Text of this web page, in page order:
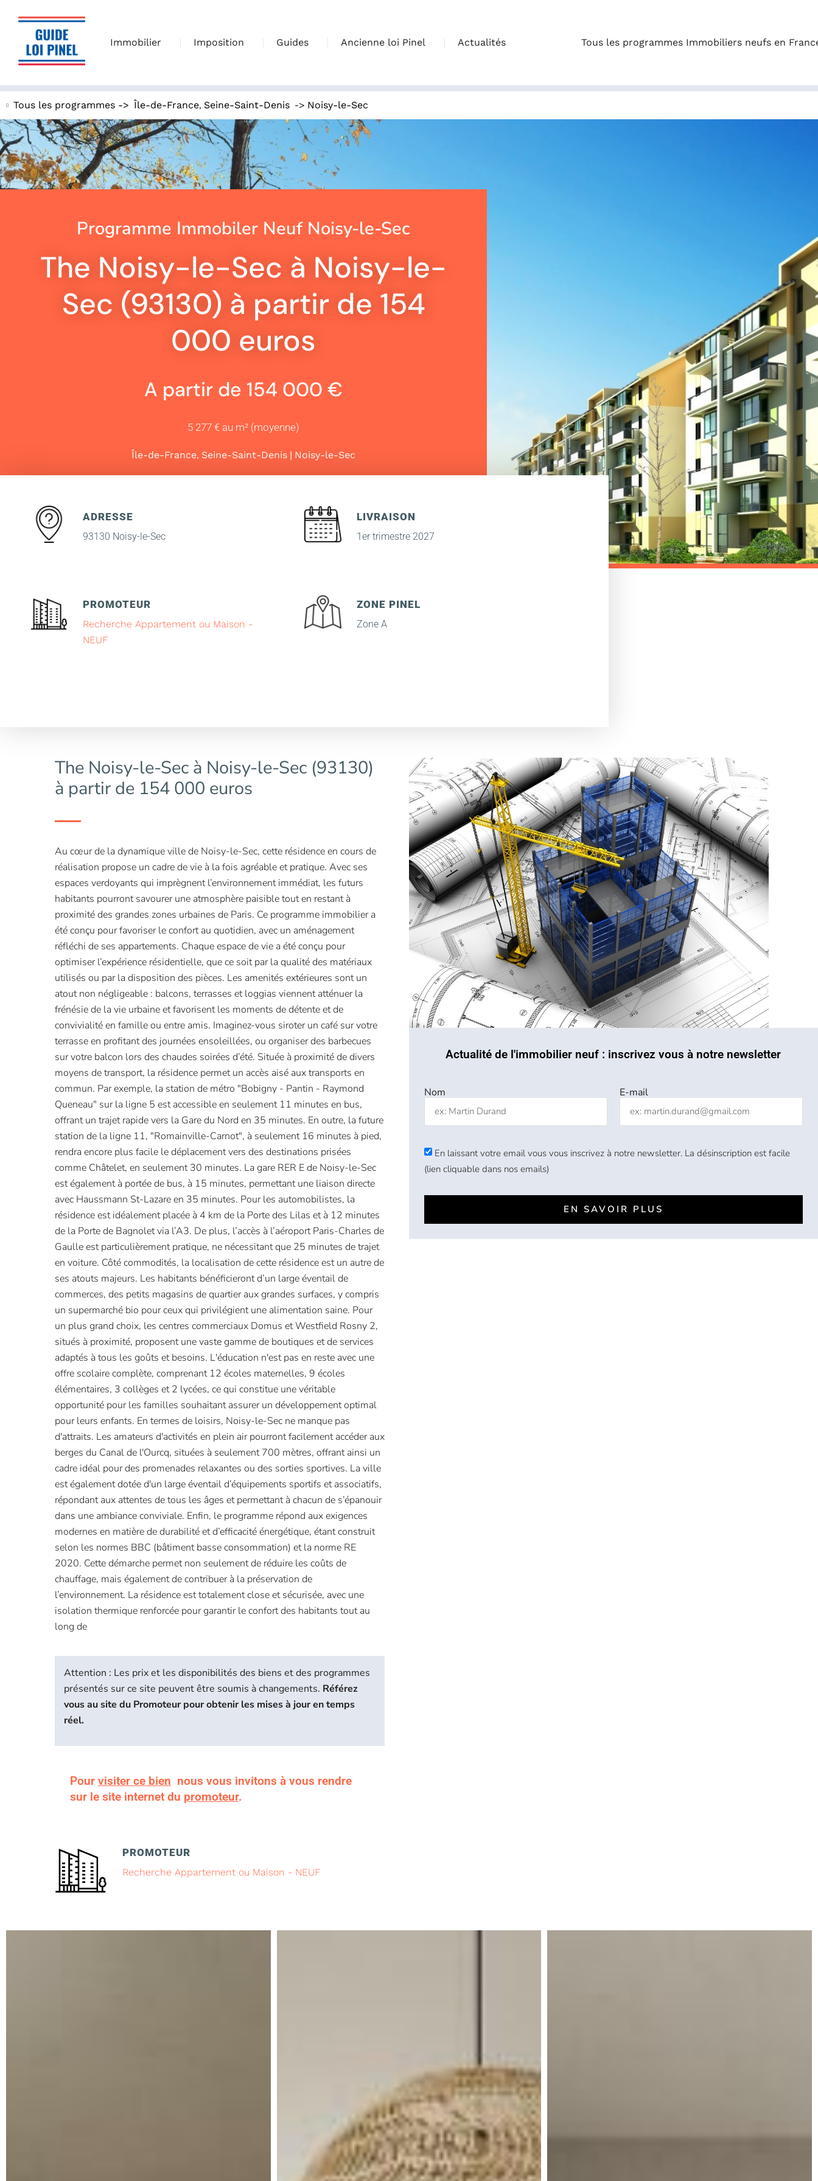
Immobilier Imposition Guides Ancienne loi Pinel Actualités Tous les programmes Immobiliers neufs en
Tous les programmes -> Île-de-France, Seine-Saint-Denis -> Noisy-le-Sec
Programme Immobiler Neuf Noisy-le-Sec
The Noisy-le-Sec à Noisy-le-
Sec (93130) à partir de 154
000 euros
A partir de 154 000 €
5 277 € au m² (moyenne)
Île-de-France, Seine-Saint-Denis | Noisy-le-Sec
ADRESSE
93130 Noisy-le-Sec
LIVRAISON
1er trimestre 2027
PROMOTEUR
Recherche Appartement ou Maison -
NEUF
ZONE PINEL
Zone A
The Noisy-le-Sec à Noisy-le-Sec (93130)
à partir de 154 000 euros
Au cœur de la dynamique ville de Noisy-le-Sec, cette résidence en cours de
réalisation propose un cadre de vie à la fois agréable et pratique. Avec ses
espaces verdoyants qui imprègnent l’environnement immédiat, les futurs
habitants pourront savourer une atmosphère paisible tout en restant à
proximité des grandes zones urbaines de Paris. Ce programme immobilier a
été conçu pour favoriser le confort au quotidien, avec un aménagement
réfléchi de ses appartements. Chaque espace de vie a été conçu pour
optimiser l’expérience résidentielle, que ce soit par la qualité des matériaux
utilisés ou par la disposition des pièces. Les amenités extérieures sont un
atout non négligeable : balcons, terrasses et loggias viennent atténuer la
frénésie de la vie urbaine et favorisent les moments de détente et de
convivialité en famille ou entre amis. Imaginez-vous siroter un café sur votre
terrasse en profitant des journées ensoleillées, ou organiser des barbecues
sur votre balcon lors des chaudes soirées d’été. Située à proximité de divers
moyens de transport, la résidence permet un accès aisé aux transports en
commun. Par exemple, la station de métro "Bobigny - Pantin - Raymond
Queneau" sur la ligne 5 est accessible en seulement 11 minutes en bus,
offrant un trajet rapide vers la Gare du Nord en 35 minutes. En outre, la future
station de la ligne 11, "Romainville-Carnot", à seulement 16 minutes à pied,
rendra encore plus facile le déplacement vers des destinations prisées
comme Châtelet, en seulement 30 minutes. La gare RER E de Noisy-le-Sec
est également à portée de bus, à 15 minutes, permettant une liaison directe
avec Haussmann St-Lazare en 35 minutes. Pour les automobilistes, la
résidence est idéalement placée à 4 km de la Porte des Lilas et à 12 minutes
de la Porte de Bagnolet via l’A3. De plus, l’accès à l’aéroport Paris-Charles de
Gaulle est particulièrement pratique, ne nécessitant que 25 minutes de trajet
en voiture. Côté commodités, la localisation de cette résidence est un autre de
ses atouts majeurs. Les habitants bénéficieront d’un large éventail de
commerces, des petits magasins de quartier aux grandes surfaces, y compris
un supermarché bio pour ceux qui privilégient une alimentation saine. Pour
un plus grand choix, les centres commerciaux Domus et Westfield Rosny 2,
situés à proximité, proposent une vaste gamme de boutiques et de services
adaptés à tous les goûts et besoins. L'éducation n'est pas en reste avec une
offre scolaire complète, comprenant 12 écoles maternelles, 9 écoles
élémentaires, 3 collèges et 2 lycées, ce qui constitue une véritable
opportunité pour les familles souhaitant assurer un développement optimal
pour leurs enfants. En termes de loisirs, Noisy-le-Sec ne manque pas
d'attraits. Les amateurs d'activités en plein air pourront facilement accéder aux
berges du Canal de l'Ourcq, situées à seulement 700 mètres, offrant ainsi un
cadre idéal pour des promenades relaxantes ou des sorties sportives. La ville
est également dotée d'un large éventail d’équipements sportifs et associatifs,
répondant aux attentes de tous les âges et permettant à chacun de s’épanouir
dans une ambiance conviviale. Enfin, le programme répond aux exigences
modernes en matière de durabilité et d’efficacité énergétique, étant construit
selon les normes BBC (bâtiment basse consommation) et la norme RE
2020. Cette démarche permet non seulement de réduire les coûts de
chauffage, mais également de contribuer à la préservation de
l’environnement. La résidence est totalement close et sécurisée, avec une
isolation thermique renforcée pour garantir le confort des habitants tout au
long de
Attention : Les prix et les disponibilités des biens et des programmes
présentés sur ce site peuvent être soumis à changements. Référez
vous au site du Promoteur pour obtenir les mises à jour en temps
réel.
Pour visiter ce bien nous vous invitons à vous rendre
sur le site internet du promoteur.
PROMOTEUR
Recherche Appartement ou Maison - NEUF
Actualité de l'immobilier neuf : inscrivez vous à notre newsletter
Nom E-mail
En laissant votre email vous vous inscrivez à notre newsletter. La désinscription est facile
(lien cliquable dans nos emails)
EN SAVOIR PLUS